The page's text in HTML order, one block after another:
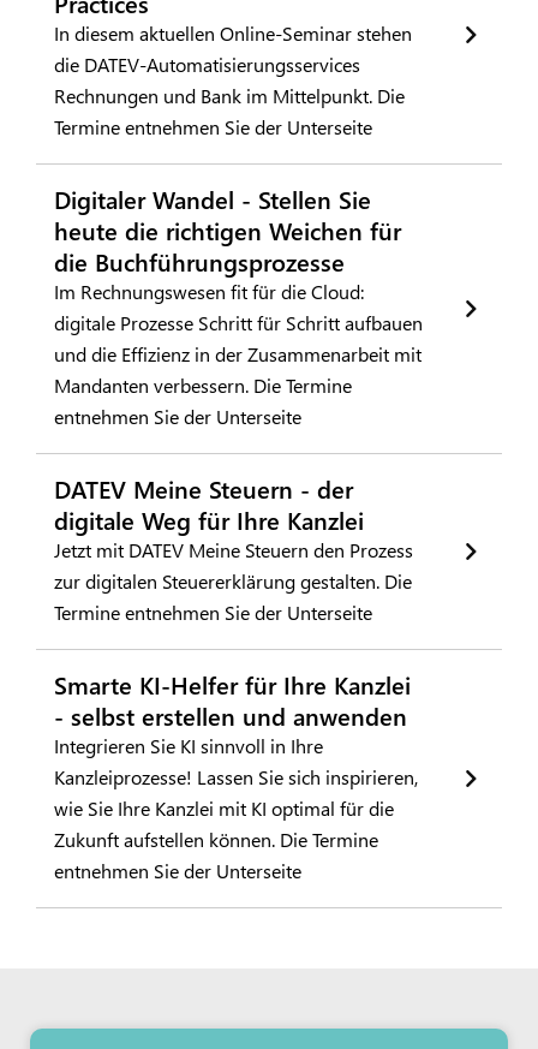
In diesem aktuellen Online-Seminar stehen
die DATEV-Automatisierungsservices
Rechnungen und Bank im Mittelpunkt. Die
Termine entnehmen Sie der Unterseite
Digitaler Wandel - Stellen Sie
heute die richtigen Weichen für
die Buchführungsprozesse
Im Rechnungswesen fit für die Cloud:
digitale Prozesse Schritt für Schritt aufbauen
und die Effizienz in der Zusammenarbeit mit
Mandanten verbessern. Die Termine
entnehmen Sie der Unterseite
DATEV Meine Steuern - der
digitale Weg für Ihre Kanzlei
Jetzt mit DATEV Meine Steuern den Prozess
zur digitalen Steuererklärung gestalten. Die
Termine entnehmen Sie der Unterseite
Smarte KI-Helfer für Ihre Kanzlei
- selbst erstellen und anwenden
Integrieren Sie KI sinnvoll in Ihre
Kanzleiprozesse! Lassen Sie sich inspirieren,
wie Sie Ihre Kanzlei mit KI optimal für die
Zukunft aufstellen können. Die Termine
entnehmen Sie der Unterseite